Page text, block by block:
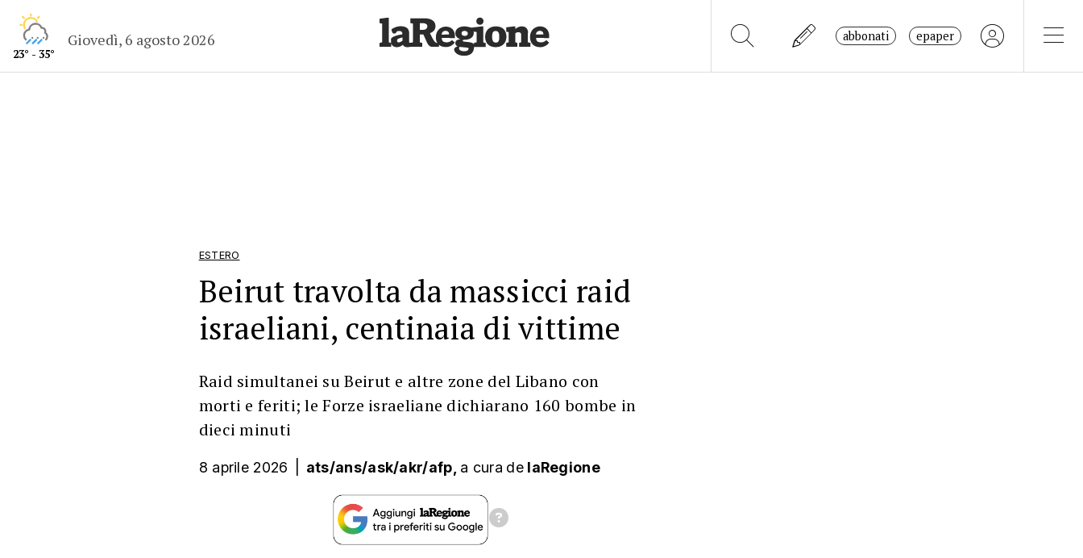
23° - 35°
Giovedì, 6 agosto 2026 abbonati epaper
ESTERO
Beirut travolta da massicci raid
israeliani, centinaia di vittime
Raid simultanei su Beirut e altre zone del Libano con
morti e feriti; le Forze israeliane dichiarano 160 bombe in
dieci minuti
8 aprile 2026 ats/ans/ask/akr/afp, a cura de laRegione